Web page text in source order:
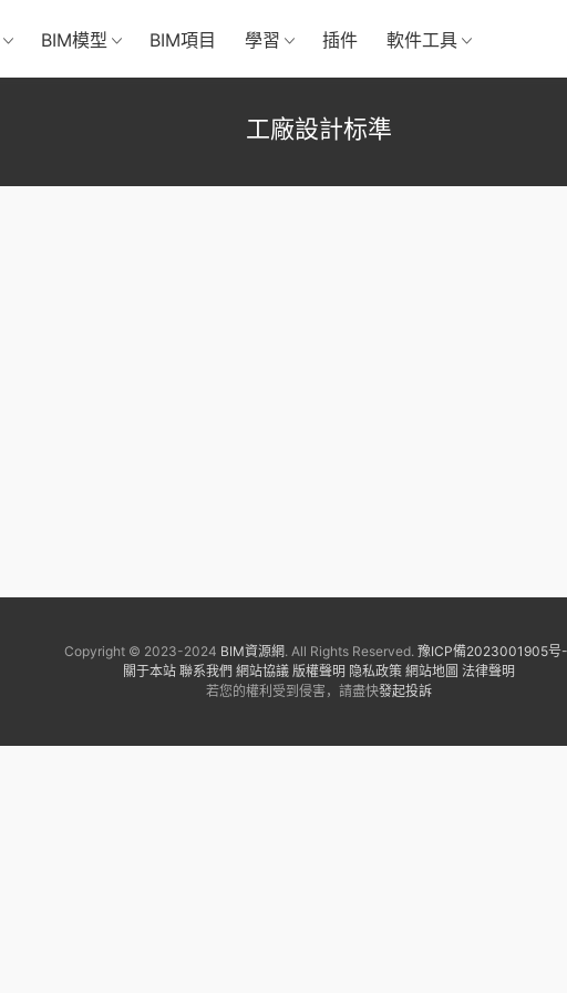
BIM模型 BIM項目 學習 插件 軟件工具
工廠設計标準
Copyright © 2023-2024 BIM資源網. All Rights Reserved. 豫ICP備2023001905号
關于本站 聯系我們 網站協議 版權聲明 隐私政策 網站地圖 法律聲明
若您的權利受到侵害，請盡快發起投訴